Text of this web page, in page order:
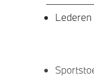
Lederen